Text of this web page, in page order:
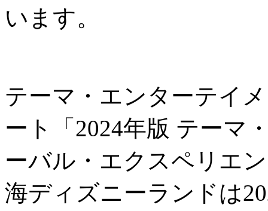
います。
テーマ・エンターテイ
ート「2024年版 テーマ
ーバル・エクスペリエ
海ディズニーランドは